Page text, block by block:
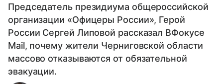
Председатель президиума общероссийской
организации «Офицеры России», Герой
России Сергей Липовой рассказал ВФокусе
Mail, почему жители Черниговской области
массово отказываются от обязательной
эвакуации.